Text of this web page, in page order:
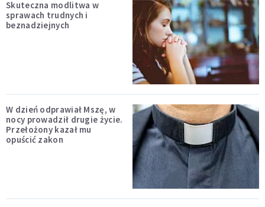
Skuteczna modlitwa w
sprawach trudnych i
beznadziejnych
W dzień odprawiał Mszę, w
nocy prowadził drugie życie.
Przełożony kazał mu
opuścić zakon